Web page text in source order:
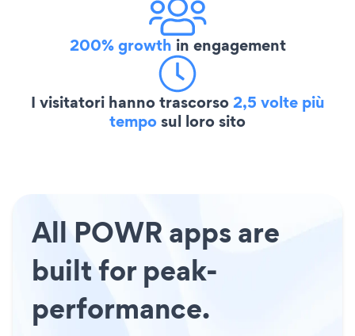
200% growth in engagement
I visitatori hanno trascorso2,5 volte più
temposul loro sito
All POWR apps are
built for peak-
performance.